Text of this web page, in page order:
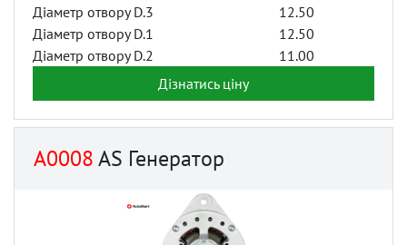
Діаметр отвору D.3
12.50
Діаметр отвору D.1
12.50
Діаметр отвору D.2
11.00
Дізнатись ціну
A0008AS Генератор